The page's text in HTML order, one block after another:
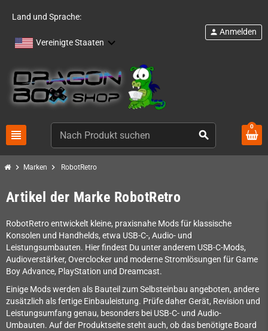
Land und Sprache:
Vereinigte Staaten
view_headline search
person Anmelden
0
chevron_right Marken chevron_right RobotRetro
Artikel der Marke RobotRetro
RobotRetro entwickelt kleine, praxisnahe Mods für klassische
Konsolen und Handhelds, etwa USB-C-, Audio- und
Leistungsumbauten. Hier findest Du unter anderem USB-C-Mods,
Audioverstärker, Overclocker und moderne Stromlösungen für Game
Boy Advance, PlayStation und Dreamcast.
Einige Mods werden als Bauteil zum Selbsteinbau angeboten, andere
zusätzlich als fertige Einbauleistung. Prüfe daher Gerät, Revision und
Leistungsumfang genau, besonders bei USB-C- und Audio-
Umbauten. Auf der Produktseite steht auch, ob das benötigte Board